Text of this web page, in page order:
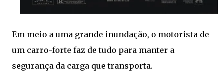
Em meio a uma grande inundação, o motorista de
um carro-forte faz de tudo para manter a
segurança da carga que transporta.